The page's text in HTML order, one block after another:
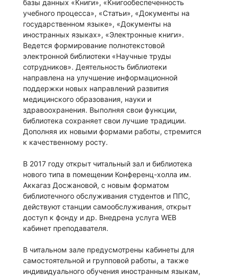
базы данных «Книги», «Книгообеспеченность
учебного процесса», «Статьи», «Документы на
государственном языке», «Документы на
иностранных языках», «Электронные книги».
Ведется формирование полнотекстовой
электронной библиотеки «Научные труды
сотрудников». Деятельность библиотеки
направлена на улучшение информационной
поддержки новых направлений развития
медицинского образования, науки и
здравоохранения. Выполняя свои функции,
библиотека сохраняет свои лучшие традиции.
Дополняя их новыми формами работы, стремится
к качественному росту.
В 2017 году открыт читальный зал и библиотека
нового типа в помещении Конференц-холла им.
Аккагаз Досжановой, с новым форматом
библиотечного обслуживания студентов и ППС,
действуют станции самообслуживания, открыт
доступ к фонду и др. Внедрена услуга WEB
кабинет преподавателя.
В читальном зале предусмотрены кабинеты для
самостоятельной и групповой работы, а также
индивидуального обучения иностранным языкам,